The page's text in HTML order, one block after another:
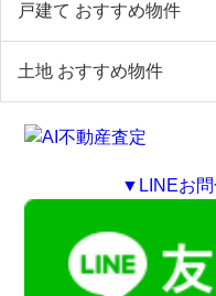
戸建て おすすめ物件
土地 おすすめ物件
▼LINEお